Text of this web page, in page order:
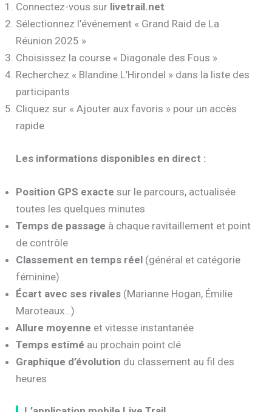
Connectez-vous sur livetrail.net
Sélectionnez l’événement « Grand Raid de La
Réunion 2025 »
Choisissez la course « Diagonale des Fous »
Recherchez « Blandine L’Hirondel » dans la liste des
participants
Cliquez sur « Ajouter aux favoris » pour un accès
rapide
Les informations disponibles en direct :
Position GPS exacte sur le parcours, actualisée
toutes les quelques minutes
Temps de passage à chaque ravitaillement et point
de contrôle
Classement en temps réel (général et catégorie
féminine)
Écart avec ses rivales (Marianne Hogan, Émilie
Maroteaux…)
Allure moyenne et vitesse instantanée
Temps estimé au prochain point clé
Graphique d’évolution du classement au fil des
heures